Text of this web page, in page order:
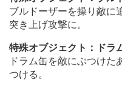
ブルドーザーを操り敵に
突き上げ攻撃に。
特殊オブジェクト：ドラ
ドラム缶を敵にぶつけた
つける。